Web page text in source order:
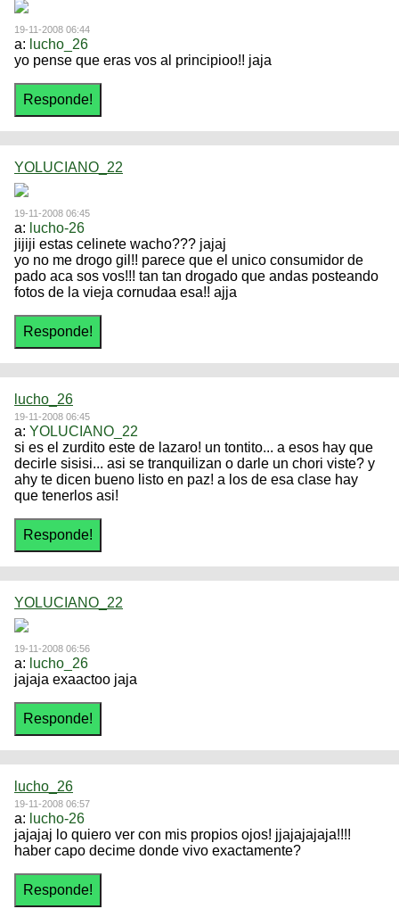
19-11-2008 06:44
a: lucho_26
yo pense que eras vos al principioo!! jaja
YOLUCIANO_22
19-11-2008 06:45
a: lucho-26
jijiji estas celinete wacho??? jajaj
yo no me drogo gil!! parece que el unico consumidor de
pado aca sos vos!!! tan tan drogado que andas posteando
fotos de la vieja cornudaa esa!! ajja
lucho_26
19-11-2008 06:45
a: YOLUCIANO_22
si es el zurdito este de lazaro! un tontito... a esos hay que
decirle sisisi... asi se tranquilizan o darle un chori viste? y
ahy te dicen bueno listo en paz! a los de esa clase hay
que tenerlos asi!
YOLUCIANO_22
19-11-2008 06:56
a: lucho_26
jajaja exaactoo jaja
lucho_26
19-11-2008 06:57
a: lucho-26
jajajaj lo quiero ver con mis propios ojos! jjajajajaja!!!!
haber capo decime donde vivo exactamente?